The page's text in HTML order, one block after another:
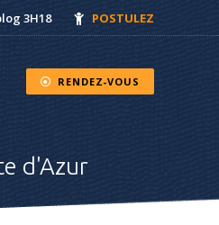
3H18 POSTULEZ
RENDEZ-VOUS
d'Azur